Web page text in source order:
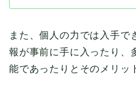
また、個人の力では入手で
報が事前に手に入ったり、
能であったりとそのメリッ